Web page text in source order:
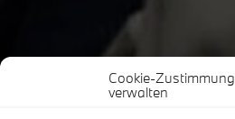
Cookie-Zustimmung
verwalten